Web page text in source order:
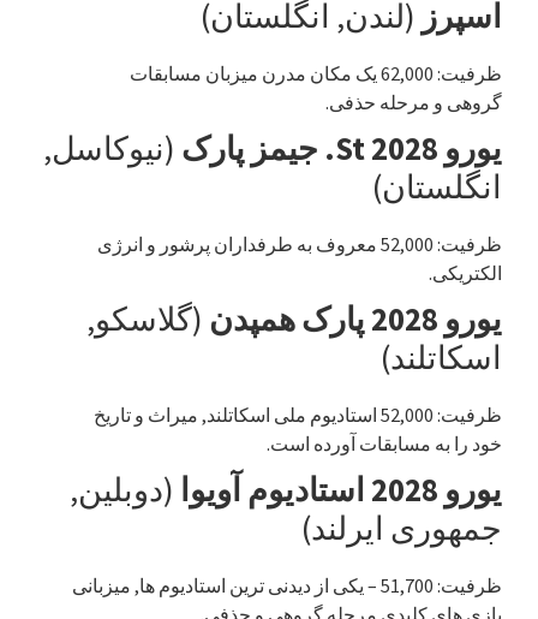
اسپرز (لندن, انگلستان)
ظرفیت: 62,000 یک مکان مدرن میزبان مسابقات
گروهی و مرحله حذفی.
یورو 2028 St. جیمز پارک
(نیوکاسل,
انگلستان)
ظرفیت: 52,000 معروف به طرفداران پرشور و انرژی
الکتریکی.
یورو 2028 پارک همپدن
(گلاسکو,
اسکاتلند)
ظرفیت: 52,000 استادیوم ملی اسکاتلند, میراث و تاریخ
خود را به مسابقات آورده است.
یورو 2028 استادیوم آویوا
(دوبلین,
جمهوری ایرلند)
ظرفیت: 51,700 – یکی از دیدنی ترین استادیوم ها, میزبانی
بازی های کلیدی مرحله گروهی و حذفی.